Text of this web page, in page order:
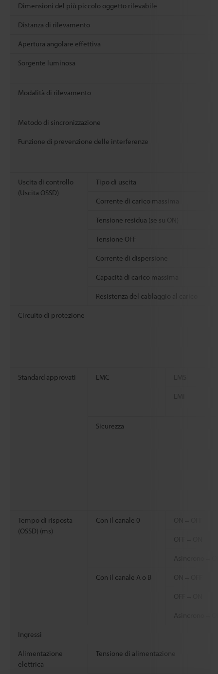
Dimensioni del più piccolo oggetto rilevabile
Distanza di rilevamento
Apertura angolare effettiva
Sorgente luminosa
Modalità di rilevamento
Metodo di sincronizzazione
Funzione di prevenzione delle interferenze
Uscita di controllo
(Uscita OSSD)
Tipo di uscita
Corrente di carico massima
Tensione residua (se su ON)
Tensione OFF
Corrente di dispersione
Capacità di carico massima
Resistenza del cablaggio al carico
Circuito di protezione
Standard approvati EMC
Sicurezza
Tempo di risposta
(OSSD) (ms)
Con il canale 0
Con il canale A o B
Ingressi
Alimentazione
elettrica
Tensione di alimentazione